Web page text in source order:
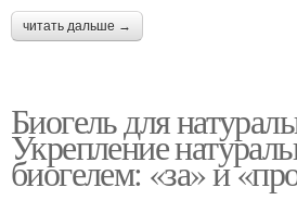
читать дальше →
Биогель для
Укрепление
биогелем: «за» и